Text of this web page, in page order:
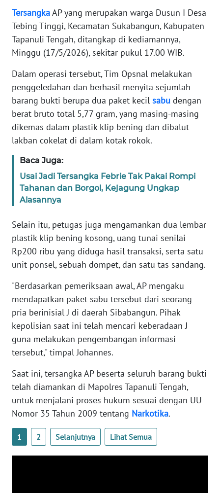
TersangkaAP yang merupakan warga Dusun I Desa
Tebing Tinggi, Kecamatan Sukabangun, Kabupaten
Tapanuli Tengah, ditangkap di kediamannya,
Minggu (17/5/2026), sekitar pukul 17.00 WIB.
Dalam operasi tersebut, Tim Opsnal melakukan
penggeledahan dan berhasil menyita sejumlah
barang bukti berupa dua paket kecil sabu dengan
berat bruto total 5,77 gram, yang masing-masing
dikemas dalam plastik klip bening dan dibalut
lakban cokelat di dalam kotak rokok.
Baca Juga:
Usai Jadi Tersangka Febrie Tak Pakai Rompi
Tahanan dan Borgol, Kejagung Ungkap
Alasannya
Selain itu, petugas juga mengamankan dua lembar
plastik klip bening kosong, uang tunai senilai
Rp200 ribu yang diduga hasil transaksi, serta satu
unit ponsel, sebuah dompet, dan satu tas sandang.
"Berdasarkan pemeriksaan awal, AP mengaku
mendapatkan paket sabu tersebut dari seorang
pria berinisial J di daerah Sibabangun. Pihak
kepolisian saat ini telah mencari keberadaan J
guna melakukan pengembangan informasi
tersebut," timpal Johannes.
Saat ini, tersangka AP beserta seluruh barang bukti
telah diamankan di Mapolres Tapanuli Tengah,
untuk menjalani proses hukum sesuai dengan UU
Nomor 35 Tahun 2009 tentang Narkotika.
1 2 Selanjutnya Lihat Semua
BARAT
WN
RIAU
WN
SERAMBI
WN
JAMBI
SULTRA
WN
NTB
WN
SULTENG
WN
SULBAR
WN
BABEL
SUMBAR
WN
BENGKULU
WN
LAMPUNG